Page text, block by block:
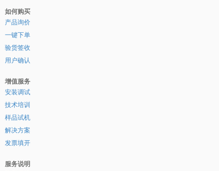
如何购买
产品询价
一键下单
验货签收
用户确认
增值服务
安装调试
技术培训
样品试机
解决方案
发票填开
服务说明